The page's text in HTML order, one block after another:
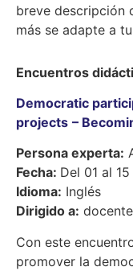
breve descripción
más se adapte a
Encuentros
Democratic
projects –
Persona experta:
Fecha: Del 01 al
Idioma: Inglés
Dirigido a:
Con este
promover la